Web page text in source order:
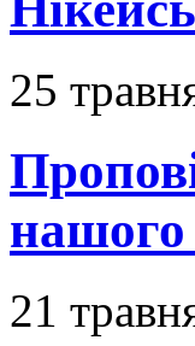
25
нашого
21